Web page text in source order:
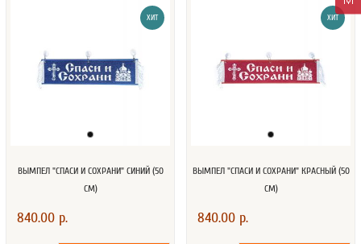
ХИТ
ВЫМПЕЛ "СПАСИ И СОХРАНИ" СИНИЙ (50
СМ)
840.00 р.
ХИТ
ВЫМПЕЛ "СПАСИ И СОХРАНИ" КРАСНЫЙ (50
СМ)
840.00 р.